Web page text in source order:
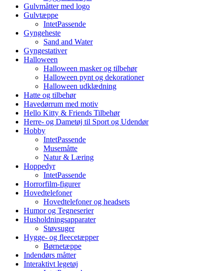
Gulvmåtter med logo
Gulvtæppe
IntetPassende
Gyngeheste
Sand and Water
Gyngestativer
Halloween
Halloween masker og tilbehør
Halloween pynt og dekorationer
Halloween udklædning
Hatte og tilbehør
Havedørrum med motiv
Hello Kitty & Friends Tilbehør
Herre- og Dametøj til Sport og Udendør
Hobby
IntetPassende
Musemåtte
Natur & Læring
Hoppedyr
IntetPassende
Horrorfilm-figurer
Hovedtelefoner
Hovedtelefoner og headsets
Humor og Tegneserier
Husholdningsapparater
Støvsuger
Hygge- og fleecetæpper
Børnetæppe
Indendørs måtter
Interaktivt legetøj